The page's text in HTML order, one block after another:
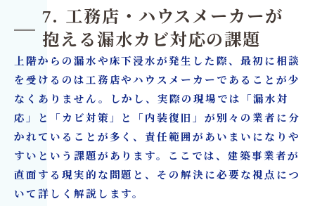
7. 工務店・ハウスメーカーが
抱える漏水カビ対応の課題
上階からの漏水や床下浸水が発生した際、最初に相談
を受けるのは工務店やハウスメーカーであることが少
なくありません。しかし、実際の現場では「漏水対
応」と「カビ対策」と「内装復旧」が別々の業者に分
かれていることが多く、責任範囲があいまいになりや
すいという課題があります。ここでは、建築事業者が
直面する現実的な問題と、その解決に必要な視点につ
いて詳しく解説します。